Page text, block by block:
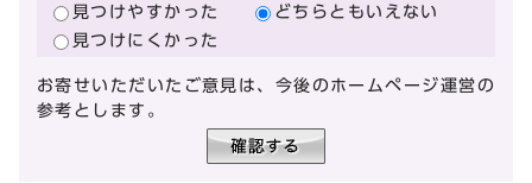
見つけやすかった
どちらともいえない
見つけにくかった
お寄せいただいたご意見は、今後のホームページ運営の
参考とします。